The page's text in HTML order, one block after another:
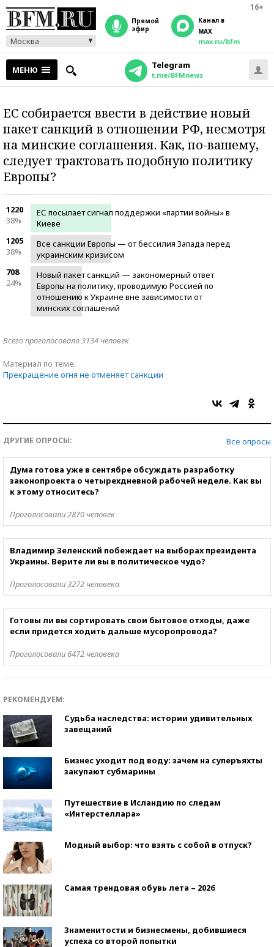
16+
Москва
прямой
эфир
Канал в
MAX
max.ru/bfm
МЕНЮ Telegram
t.me/BFMnews
ЕС собирается ввести в действие новый
пакет санкций в отношении РФ, несмотря
на минские соглашения. Как, по-вашему,
следует трактовать подобную политику
Европы?
1220
38%
ЕС посылает сигнал поддержки «партии войны» в
Киеве
1205
38%
Все санкции Европы — от бессилия Запада перед
украинским кризисом
708
24%
Новый пакет санкций — закономерный ответ
Европы на политику, проводимую Россией по
отношению к Украине вне зависимости от
минских соглашений
Всего проголосовало 3134 человек
Материал по теме:
Прекращение огня не отменяет санкции
Все опросы
ДРУГИЕ ОПРОСЫ:
Дума готова уже в сентябре обсуждать разработку
законопроекта о четырехдневной рабочей неделе. Как вы
к этому относитесь?
Проголосовали 2870 человек
Владимир Зеленский побеждает на выборах президента
Украины. Верите ли вы в политическое чудо?
Проголосовали 3272 человека
Готовы ли вы сортировать свои бытовое отходы, даже
если придется ходить дальше мусоропровода?
Проголосовали 6472 человека
РЕКОМЕНДУЕМ:
Судьба наследства: истории удивительных
завещаний
Бизнес уходит под воду: зачем на суперъяхты
закупают субмарины
Путешествие в Исландию по следам
«Интерстеллара»
Модный выбор: что взять с собой в отпуск?
Самая трендовая обувь лета – 2026
Знаменитости и бизнесмены, добившиеся
успеха со второй попытки